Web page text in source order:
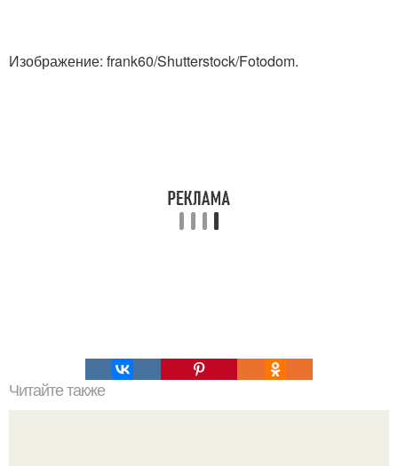
Изображение: frank60/Shutterstock/Fotodom.
Читайте также